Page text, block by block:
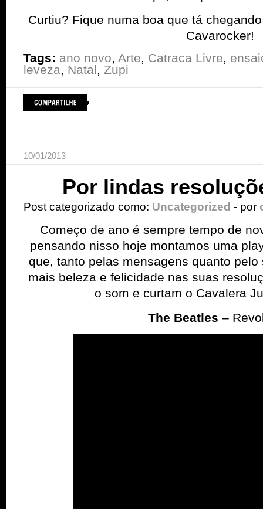
Curtiu? Fique numa boa que tá
Cavarocker!
Tags: ano novo, Arte, Catraca Livre,
leveza, Natal, Zupi
10/01/2013
Por lindas
Post categorizado como: Uncategorized - por
Começo de ano é sempre tempo de
pensando nisso hoje montamos uma
que, tanto pelas mensagens quanto
mais beleza e felicidade nas suas
o som e curtam o Cavalera
The Beatles –